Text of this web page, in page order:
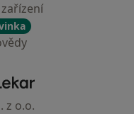
- Hlavní stránka
z o.o.